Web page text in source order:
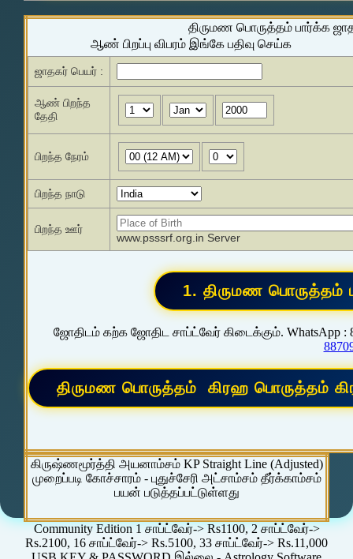
திருமண பொருத்தம் பார்க்க
ஆண் பிறப்பு விபரம் இங்கே பதிவு செய்க
ஜாதகர் பெயர் :
ஆண் பிறந்த
தேதி
பிறந்த நேரம்
பிறந்த நாடு
பிறந்த ஊர்
www.psssrf.org.in Server
ஜோதிடம் கற்க ஜோதிட சாப்ட்வேர் கிடைக்கும். WhatsApp :
கிருஷ்ணமூர்த்தி அயனாம்சம் KP Straight Line (Adjusted)
முறைப்படி கோச்சாரம் - புதுச்சேரி அட்சாம்சம் தீர்க்காம்சம்
பயன் படுத்தப்பட்டுள்ளது
Community Edition 1 சாப்ட்வேர்-> Rs1100, 2 சாப்ட்வேர்->
Rs.2100, 16 சாப்ட்வேர்-> Rs.5100, 33 சாப்ட்வேர்-> Rs.11,000